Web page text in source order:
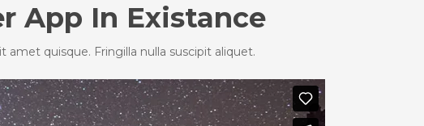
App In Existance
quisque. Fringilla nulla suscipit aliquet.